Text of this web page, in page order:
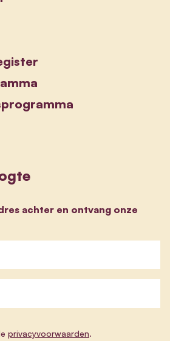
achter en ontvang onze
privacyvoorwaarden.